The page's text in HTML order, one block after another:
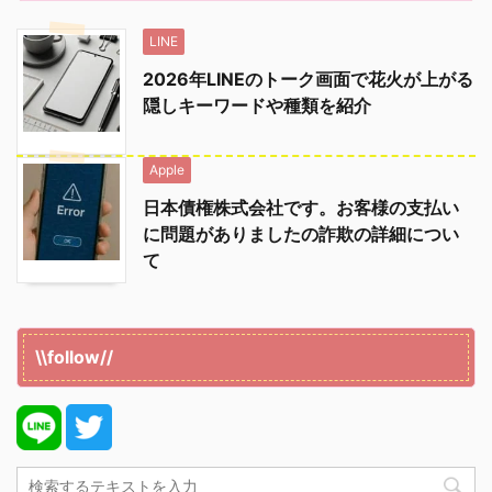
LINE
2026年LINEのトーク画面で花火が上がる
隠しキーワードや種類を紹介
Apple
日本債権株式会社です。お客様の支払い
に問題がありましたの詐欺の詳細につい
て
\\follow//